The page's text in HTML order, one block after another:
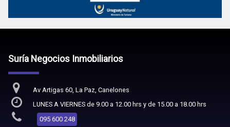
Suría Negocios Inmobiliarios
Av Artigas 60, La Paz, Canelones
LUNES A VIERNES de 9.00 a 12.00 hrs y de 15.00 a 18.00 hrs
095 600 248